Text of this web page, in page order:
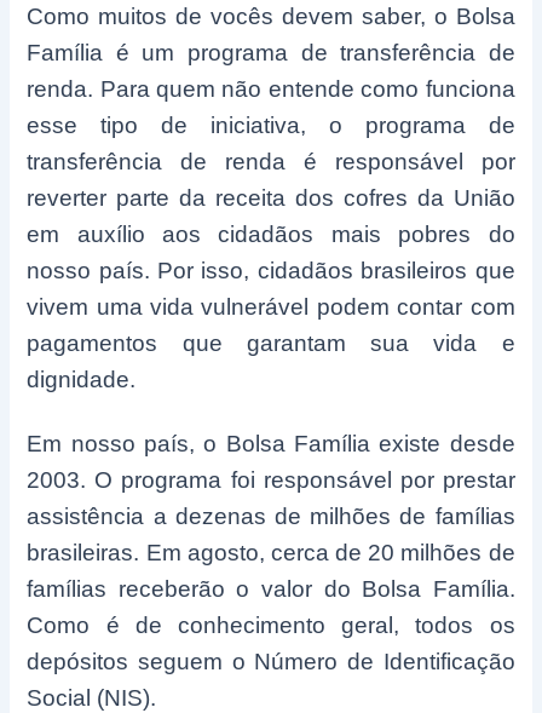
Como muitos de vocês devem saber, o Bolsa
Família é um programa de transferência de
renda. Para quem não entende como funciona
esse tipo de iniciativa, o programa de
transferência de renda é responsável por
reverter parte da receita dos cofres da União
em auxílio aos cidadãos mais pobres do
nosso país. Por isso, cidadãos brasileiros que
vivem uma vida vulnerável podem contar com
pagamentos que garantam sua vida e
dignidade.
Em nosso país, o Bolsa Família existe desde
2003. O programa foi responsável por prestar
assistência a dezenas de milhões de famílias
brasileiras. Em agosto, cerca de 20 milhões de
famílias receberão o valor do Bolsa Família.
Como é de conhecimento geral, todos os
depósitos seguem o Número de Identificação
Social (NIS).